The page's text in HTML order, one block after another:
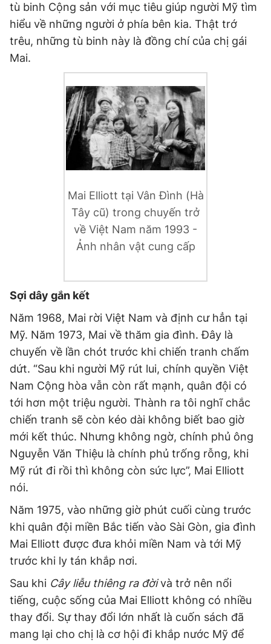
tù binh Cộng sản với mục tiêu giúp người Mỹ tìm
hiểu về những người ở phía bên kia. Thật trớ
trêu, những tù binh này là đồng chí của chị gái
Mai.
Mai Elliott tại Vân Đình (Hà
Tây cũ) trong chuyến trở
về Việt Nam năm 1993 -
Ảnh nhân vật cung cấp
Sợi dây gắn kết
Năm 1968, Mai rời Việt Nam và định cư hẳn tại
Mỹ. Năm 1973, Mai về thăm gia đình. Đây là
chuyến về lần chót trước khi chiến tranh chấm
dứt. “Sau khi người Mỹ rút lui, chính quyền Việt
Nam Cộng hòa vẫn còn rất mạnh, quân đội có
tới hơn một triệu người. Thành ra tôi nghĩ chắc
chiến tranh sẽ còn kéo dài không biết bao giờ
mới kết thúc. Nhưng không ngờ, chính phủ ông
Nguyễn Văn Thiệu là chính phủ trống rỗng, khi
Mỹ rút đi rồi thì không còn sức lực”, Mai Elliott
nói.
Năm 1975, vào những giờ phút cuối cùng trước
khi quân đội miền Bắc tiến vào Sài Gòn, gia đình
Mai Elliott được đưa khỏi miền Nam và tới Mỹ
trước khi ly tán khắp nơi.
Sau khi Cây liễu thiêng ra đờivà trở nên nổi
tiếng, cuộc sống của Mai Elliott không có nhiều
thay đổi. Sự thay đổi lớn nhất là cuốn sách đã
mang lại cho chị là cơ hội đi khắp nước Mỹ để